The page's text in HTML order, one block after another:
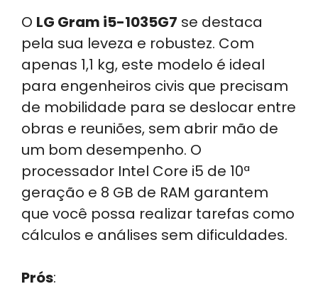
O LG Gram i5-1035G7 se destaca
pela sua leveza e robustez. Com
apenas 1,1 kg, este modelo é ideal
para engenheiros civis que precisam
de mobilidade para se deslocar entre
obras e reuniões, sem abrir mão de
um bom desempenho. O
processador Intel Core i5 de 10ª
geração e 8 GB de RAM garantem
que você possa realizar tarefas como
cálculos e análises sem dificuldades.
Prós: